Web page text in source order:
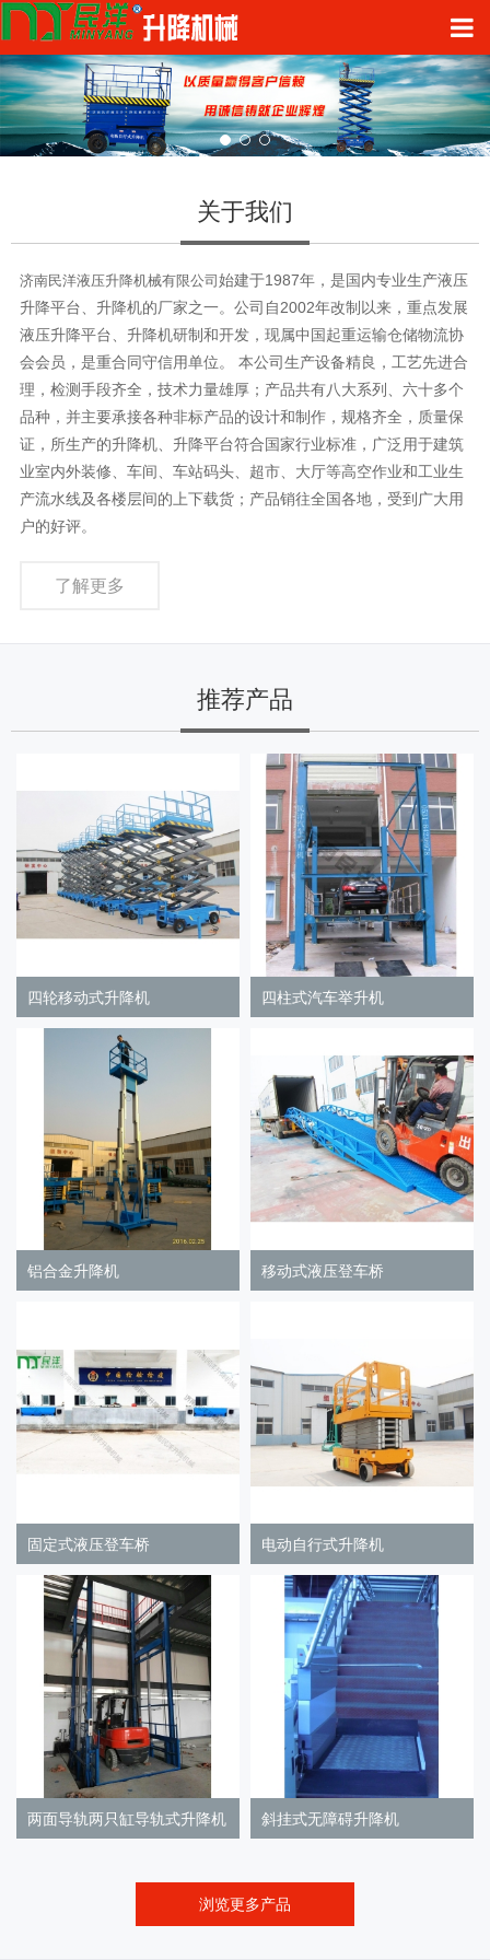
关于我们
济南民洋液压升降机械有限公司 始建于1987年，是国内专业生产液压
升降平台、升降机的厂家之一。公司自2002年改制以来，重点发展
液压升降平台、升降机研制和开发，现属中国起重运输仓储物流协
会会员，是重合同守信用单位。 本公司生产设备精良，工艺先进合
理，检测手段齐全，技术力量雄厚；产品共有八大系列、六十多个
品种，并主要承接各种非标产品的设计和制作，规格齐全，质量保
证，所生产的升降机、升降平台符合国家行业标准，广泛用于建筑
业室内外装修、车间、车站码头、超市、大厅等高空作业和工业生
产流水线及各楼层间的上下载货；产品销往全国各地，受到广大用
户的好评。
了解更多
推荐产品
四轮移动式升降机 四柱式汽车举升机
铝合金升降机 移动式液压登车桥
固定式液压登车桥 电动自行式升降机
两面导轨两只缸导轨式升降机 斜挂式无障碍升降机
浏览更多产品